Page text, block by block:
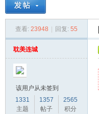
» ›
查看: 23948 回复: 55
耽美连城
该用户从未签到
1331
主题
1357
帖子
2565
积分